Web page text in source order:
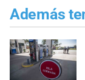
Además